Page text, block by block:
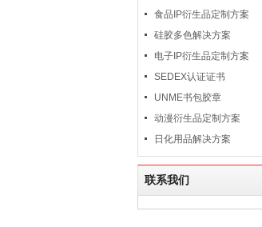
食品IP衍生品定制方案
硅胶多色解决方案
电子IP衍生品定制方案
SEDEX认证证书
UNME书包胶章
动漫衍生品定制方案
日化用品解决方案
联系我们